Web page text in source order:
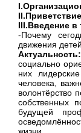
I.
II.
III.Введение в
-Почему
движения
Актуальность:
социально
них
человека,
волонтёрство
собственных
будущей